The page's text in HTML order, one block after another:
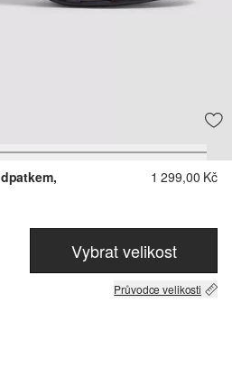
1 299,00 Kč
Vybrat velikost
Průvodce velikosti